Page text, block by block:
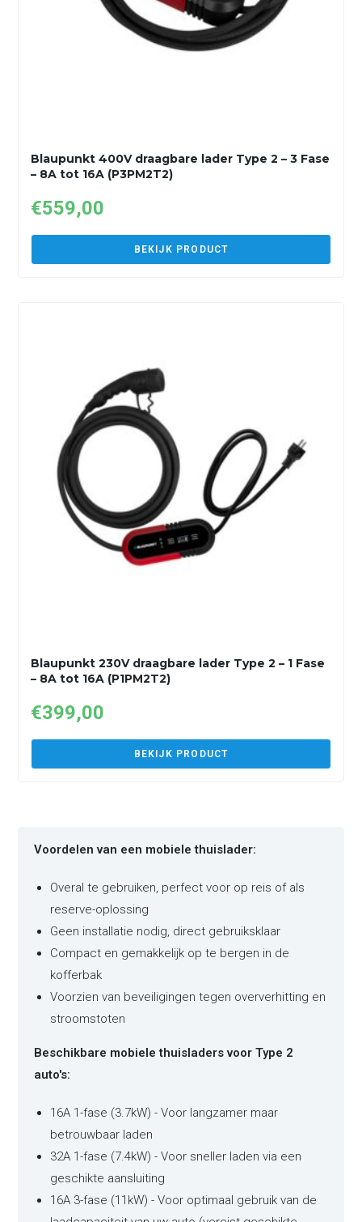
Blaupunkt 400V draagbare lader Type 2 – 3 Fase
– 8A tot 16A (P3PM2T2)
€559,00
BEKIJK PRODUCT
Blaupunkt 230V draagbare lader Type 2 – 1 Fase
– 8A tot 16A (P1PM2T2)
€399,00
BEKIJK PRODUCT
Voordelen van een mobiele thuislader:
Overal te gebruiken, perfect voor op reis of als
reserve-oplossing
Geen installatie nodig, direct gebruiksklaar
Compact en gemakkelijk op te bergen in de
kofferbak
Voorzien van beveiligingen tegen oververhitting en
stroomstoten
Beschikbare mobiele thuisladers voor Type 2
auto's:
16A 1-fase (3.7kW) - Voor langzamer maar
betrouwbaar laden
32A 1-fase (7.4kW) - Voor sneller laden via een
geschikte aansluiting
16A 3-fase (11kW) - Voor optimaal gebruik van de